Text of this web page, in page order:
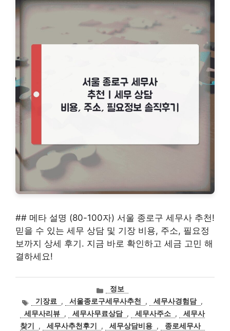
## 메타 설명 (80-100자) 서울 종로구 세무사 추천!
믿을 수 있는 세무 상담 및 기장 비용, 주소, 필요정
보까지 상세 후기. 지금 바로 확인하고 세금 고민 해
결하세요!
카
테
고
리
정보
태
그
기장료 , 서울종로구세무사추천 , 세무사경험담 ,
세무사리뷰 , 세무사무료상담 , 세무사주소 ,
세무사
찾기
, 세무사추천후기 , 세무상담비용 , 종로세무사